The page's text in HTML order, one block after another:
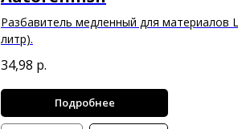
Разбавитель медленный для материалов
литр).
34,98 р.
Подробнее